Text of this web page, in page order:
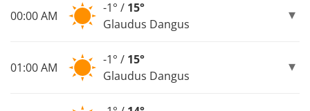
00:00 AM
-1° / 15°
Glaudus Dangus
01:00 AM
-1° / 15°
Glaudus Dangus